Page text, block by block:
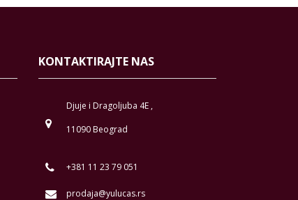
KONTAKTIRAJTE NAS
Djuje i Dragoljuba 4E ,
11090 Beograd
+381 11 23 79 051
prodaja@yulucas.rs